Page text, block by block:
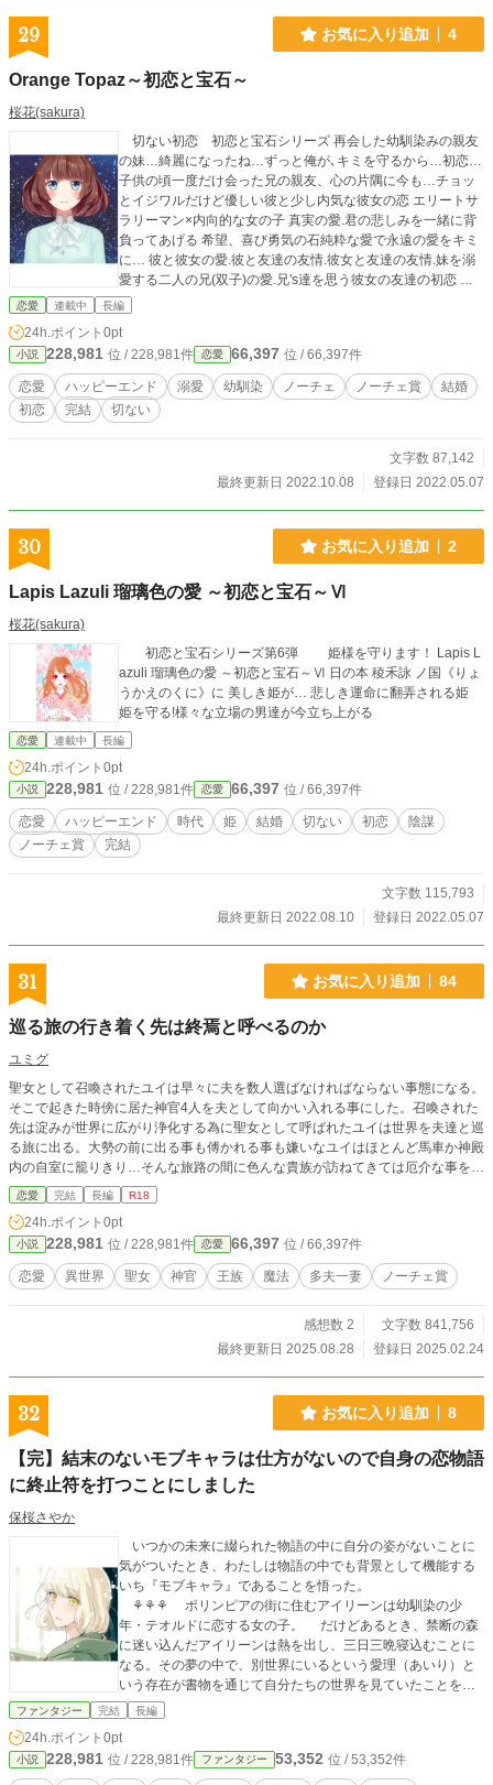
29 お気に入り追加 4
Orange Topaz～初恋と宝石～
桜花(sakura)
切ない初恋 初恋と宝石シリーズ 再会した幼馴染みの親友
の妹…綺麗になったね…ずっと俺が､キミを守るから…初恋…
子供の頃一度だけ会った兄の親友、心の片隅に今も…チョッ
とイジワルだけど優しい彼と少し内気な彼女の恋 エリートサ
ラリーマン×内向的な女の子 真実の愛.君の悲しみを一緒に背
負ってあげる 希望、喜び勇気の石純粋な愛で永遠の愛をキミ
に… 彼と彼女の愛.彼と友達の友情.彼女と友達の友情.妹を溺
愛する二人の兄(双子)の愛.兄's達を思う彼女の友達の初恋 宝
石の様に心の綺麗な幼馴染みの女の子達3人と彼女姫達を溺愛
恋愛 連載中 長編
24h.ポイント 0pt
小説 228,981 位 / 228,981件 恋愛 66,397 位 / 66,397件
恋愛 ハッピーエンド 溺愛 幼馴染 ノーチェ ノーチェ賞
結婚
初恋
完結 切ない
文字数 87,142
最終更新日 2022.10.08
登録日 2022.05.07
30 お気に入り追加 2
Lapis Lazuli 瑠璃色の愛 ～初恋と宝石～Ⅵ
桜花(sakura)
初恋と宝石シリーズ第6弾 姫様を守ります！ Lapis L
azuli 瑠璃色の愛 ～初恋と宝石～Ⅵ 日の本 稜禾詠 ノ国《りょ
うかえのくに》に 美しき姫が… 悲しき運命に翻弄される姫
姫を守る!様々な立場の男達が今立ち上がる
恋愛 連載中 長編
24h.ポイント 0pt
小説 228,981 位 / 228,981件 恋愛 66,397 位 / 66,397件
恋愛 ハッピーエンド 時代 姫 結婚 切ない 初恋
陰謀
ノーチェ賞
完結
文字数 115,793
最終更新日 2022.08.10
登録日 2022.05.07
31 お気に入り追加 84
巡る旅の行き着く先は終焉と呼べるのか
ユミグ
聖女として召喚されたユイは早々に夫を数人選ばなければならない事態になる。
そこで起きた時傍に居た神官4人を夫として向かい入れる事にした。召喚された
先は淀みが世界に広がり浄化する為に聖女として呼ばれたユイは世界を夫達と巡
る旅に出る。大勢の前に出る事も傅かれる事も嫌いなユイはほとんど馬車か神殿
内の自室に籠りきり…そんな旅路の間に色んな貴族が訪ねてきては厄介な事を言
われたり求婚されたり目まぐるしい旅になるけど本当は夫達とのびのびと旅をし
たいユイとユイの事が好きすぎる夫達とのいちゃらぶと時たまシリアス展開にな
るそんなオハナシ…夫は最終的に5人になります。第一章までは読み切りで見れ
ます。（ハピエンで終わります）自衛:第二章からはハピエンになりません・残
酷で残虐な描写もあります。 死んだはずのユイは召喚された時に戻っていた、
別れを済ませたはずの夫達との再会と自身の身体について調べる旅が始まった。
恋愛 完結 長編 R18
24h.ポイント 0pt
小説 228,981 位 / 228,981件 恋愛 66,397 位 / 66,397件
恋愛 異世界 聖女 神官 王族 魔法 多夫一妻 ノーチェ賞
感想数 2
文字数 841,756
最終更新日 2025.08.28
登録日 2025.02.24
32 お気に入り追加 8
【完】結末のないモブキャラは仕方がないので自身の恋物語
に終止符を打つことにしました
保桜さやか
いつかの未来に綴られた物語の中に自分の姿がないことに
気がついたとき、わたしは物語の中でも背景として機能する
いち『モブキャラ』であることを悟った。
⚘⚘⚘ ポリンピアの街に住むアイリーンは幼馴染の少
年・テオルドに恋する女の子。 だけどあるとき、禁断の森
に迷い込んだアイリーンは熱を出し、三日三晩寝込むことに
なる。その夢の中で、別世界にいるという愛理（あいり）と
いう存在が書物を通じて自分たちの世界を見ていたことを知
る。その物語には、数年後に勇者となり、名を馳せたテオル
ばれる少女の旅の様子が描かれていた。そして、その世界に
自分がいないことを知ったアイリーンは、彼への長年の想い
ファンタジー 完結 長編
24h.ポイント 0pt
小説 228,981 位 / 228,981件 ファンタジー 53,352 位 / 53,352件